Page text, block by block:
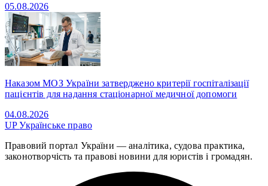
05.08.2026
Наказом МОЗ України затверджено критерії госпіталізації
пацієнтів для надання стаціонарної медичної допомоги
04.08.2026
UPУкраїнське право
Правовий портал України — аналітика, судова практика,
законотворчість та правові новини для юристів і громадян.